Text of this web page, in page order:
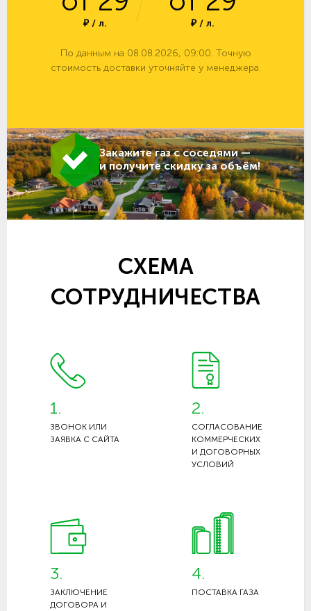
₽ / л. ₽ / л.
По данным на 08.08.2026, 09:00. Точную
стоимость доставки уточняйте у менеджера.
Закажите газ с соседями —
и получите скидку за объём!
СХЕМА
СОТРУДНИЧЕСТВА
1.
ЗВОНОК ИЛИ
ЗАЯВКА С САЙТА
2.
СОГЛАСОВАНИЕ
КОММЕРЧЕСКИХ
И ДОГОВОРНЫХ
УСЛОВИЙ
3.
ЗАКЛЮЧЕНИЕ
ДОГОВОРА И
4.
ПОСТАВКА ГАЗА